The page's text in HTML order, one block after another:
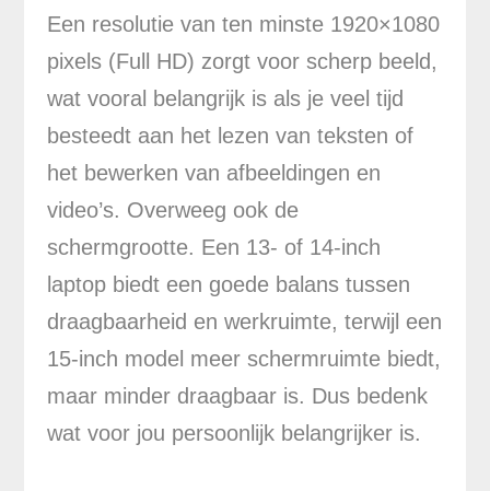
Een resolutie van ten minste 1920×1080
pixels (Full HD) zorgt voor scherp beeld,
wat vooral belangrijk is als je veel tijd
besteedt aan het lezen van teksten of
het bewerken van afbeeldingen en
video’s. Overweeg ook de
schermgrootte. Een 13- of 14-inch
laptop biedt een goede balans tussen
draagbaarheid en werkruimte, terwijl een
15-inch model meer schermruimte biedt,
maar minder draagbaar is. Dus bedenk
wat voor jou persoonlijk belangrijker is.